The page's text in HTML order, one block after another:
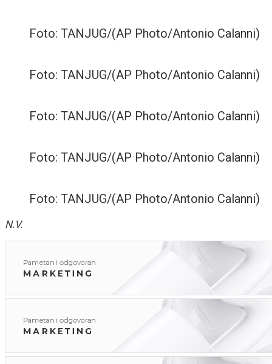
Foto: TANJUG/(AP Photo/Antonio Calanni)
Foto: TANJUG/(AP Photo/Antonio Calanni)
Foto: TANJUG/(AP Photo/Antonio Calanni)
Foto: TANJUG/(AP Photo/Antonio Calanni)
Foto: TANJUG/(AP Photo/Antonio Calanni)
N.V.